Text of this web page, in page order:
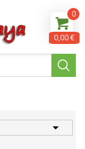

0
0,00 €